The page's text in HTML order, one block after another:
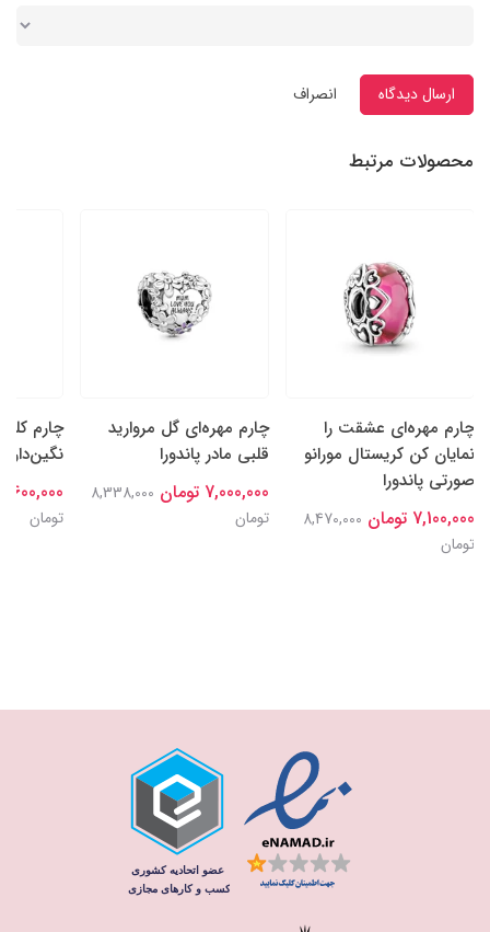
ارسال دیدگاه انصراف
محصولات مرتبط
چارم مهره‌ای عشقت را
نمایان کن کریستال مورانو
صورتی پاندورا
7,100,000 تومان
8,470,000
تومان
چارم مهره‌ای گل‌ مروارید
قلبی مادر پاندورا
7,000,000 تومان
8,338,000
تومان
چارم
نگین‌دار
7,600,000
تومان